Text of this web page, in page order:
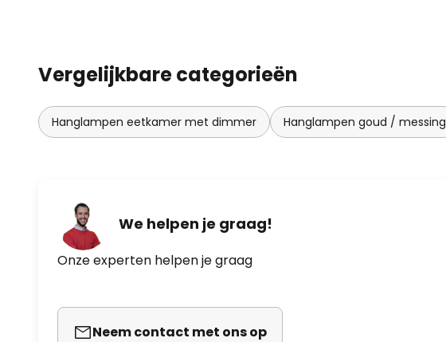
Vergelijkbare categorieën
Hanglampen eetkamer met dimmer Hanglampen goud / messing
We helpen je graag!
Onze experten helpen je graag
Neem contact met ons op